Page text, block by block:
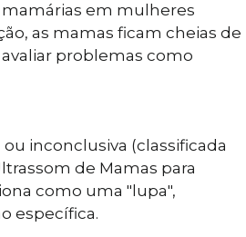
em mulheres
as mamas ficam cheias de
problemas como
inconclusiva (classificada
de Mamas para
como uma "lupa",
específica.